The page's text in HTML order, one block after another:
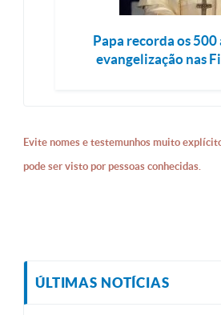
Papa recorda os 500
evangelização nas
Evite nomes e testemunhos muito
pode ser visto por pessoas conhecidas.
ÚLTIMAS NOTÍCIAS